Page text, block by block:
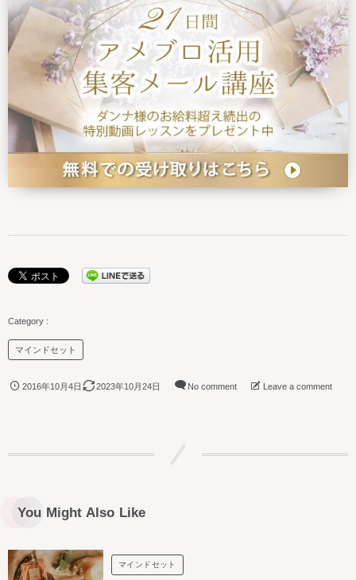
マインドセット
2016年10月4日 2023年10月24日 No comment Leave a comment
You Might Also Like
マインドセット